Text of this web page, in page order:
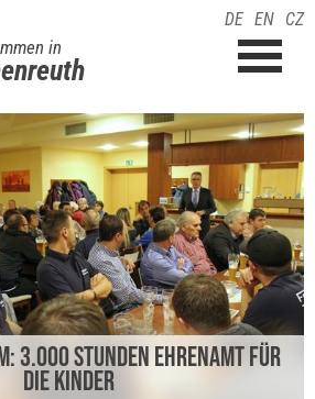
in
DE EN CZ
3.000 STUNDEN EHRENAMT FÜR
DIE KINDER